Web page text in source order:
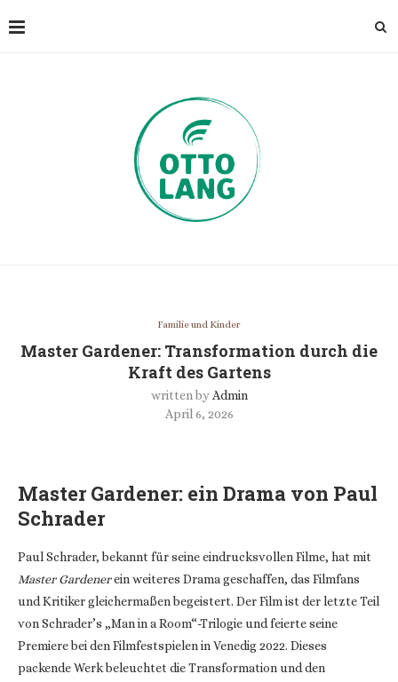
Familie und Kinder
Master Gardener: Transformation durch die
Kraft des Gartens
written by Admin
April 6, 2026
Master Gardener: ein Drama von Paul
Schrader
Paul Schrader, bekannt für seine eindrucksvollen Filme, hat mit
Master Gardenerein weiteres Drama geschaffen, das Filmfans
und Kritiker gleichermaßen begeistert. Der Film ist der letzte Teil
von Schrader’s „Man in a Room“-Trilogie und feierte seine
Premiere bei den Filmfestspielen in Venedig 2022. Dieses
packende Werk beleuchtet die Transformation und den